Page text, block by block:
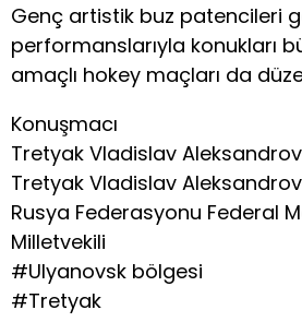
Genç artistik buz patencileri
performanslarıyla konukları
amaçlı hokey maçları da
Konuşmacı
Tretyak Vladislav
Tretyak Vladislav
Rusya Federasyonu Federal
Milletvekili
#Ulyanovsk bölgesi
#Tretyak